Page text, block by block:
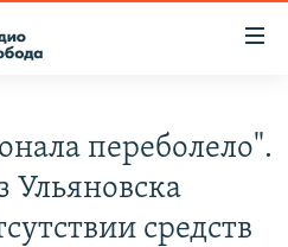
переболело".
Ульяновска
средств